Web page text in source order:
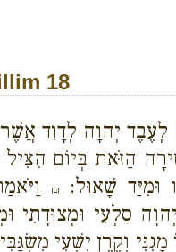
18
לְעֶבֶד יְהוָה לְדָוִד
הַזֹּאת בְּיוֹם
וּמִיַּד שָׁאוּל:{ב}
יְהוָה סַלְעִי וּמְצוּדָתִי
וְקֶרֶן יִשְׁעִי